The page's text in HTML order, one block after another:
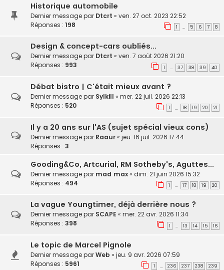
Historique automobile
Dernier message par Dtcrt « ven. 27 oct. 2023 22:52
Réponses : 198 1 … 5 6 7 8
Design & concept-cars oubliés...
Dernier message par Dtcrt « ven. 7 août 2026 21:20
Réponses : 993 1 … 37 38 39 40
Débat bistro | C'était mieux avant ?
Dernier message par Sylkill « mer. 22 juil. 2026 22:13
Réponses : 520 1 … 18 19 20 21
Il y a 20 ans sur l'AS (sujet spécial vieux cons)
Dernier message par Raaur« jeu. 16 juil. 2026 17:44
Réponses : 3
Gooding&Co, Artcurial, RM Sotheby's, Aguttes...
Dernier message par mad max« dim. 21 juin 2026 15:32
Réponses : 494 1 … 17 18 19 20
La vague Youngtimer, déjà derrière nous ?
Dernier message par SCAPE « mer. 22 avr. 2026 11:34
Réponses : 398 1 … 13 14 15 16
Le topic de Marcel Pignole
Dernier message parWeb « jeu. 9 avr. 2026 07:59
Réponses : 5961 1 … 236 237 238 239